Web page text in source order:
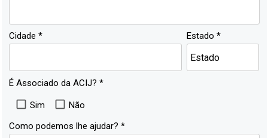
Cidade * Estado *
É Associado da ACIJ? *
Sim
Não
Como podemos lhe ajudar? *